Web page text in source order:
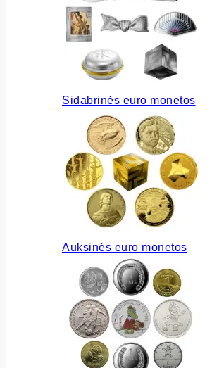
Sidabrinės euro monetos
Auksinės euro monetos